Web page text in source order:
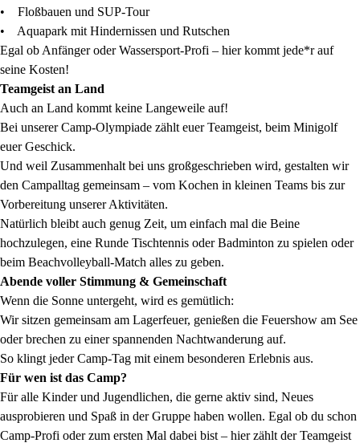
• Floßbauen und SUP-Tour
• Aquapark mit Hindernissen und Rutschen
Egal ob Anfänger oder Wassersport-Profi – hier kommt jede*r auf
seine Kosten!
Teamgeist an Land
Auch an Land kommt keine Langeweile auf!
Bei unserer Camp-Olympiade zählt euer Teamgeist, beim Minigolf
euer Geschick.
Und weil Zusammenhalt bei uns großgeschrieben wird, gestalten wir
den Campalltag gemeinsam – vom Kochen in kleinen Teams bis zur
Vorbereitung unserer Aktivitäten.
Natürlich bleibt auch genug Zeit, um einfach mal die Beine
hochzulegen, eine Runde Tischtennis oder Badminton zu spielen oder
beim Beachvolleyball-Match alles zu geben.
Abende voller Stimmung & Gemeinschaft
Wenn die Sonne untergeht, wird es gemütlich:
Wir sitzen gemeinsam am Lagerfeuer, genießen die Feuershow am See
oder brechen zu einer spannenden Nachtwanderung auf.
So klingt jeder Camp-Tag mit einem besonderen Erlebnis aus.
Für wen ist das Camp?
Für alle Kinder und Jugendlichen, die gerne aktiv sind, Neues
ausprobieren und Spaß in der Gruppe haben wollen. Egal ob du schon
Camp-Profi oder zum ersten Mal dabei bist – hier zählt der Teamgeist